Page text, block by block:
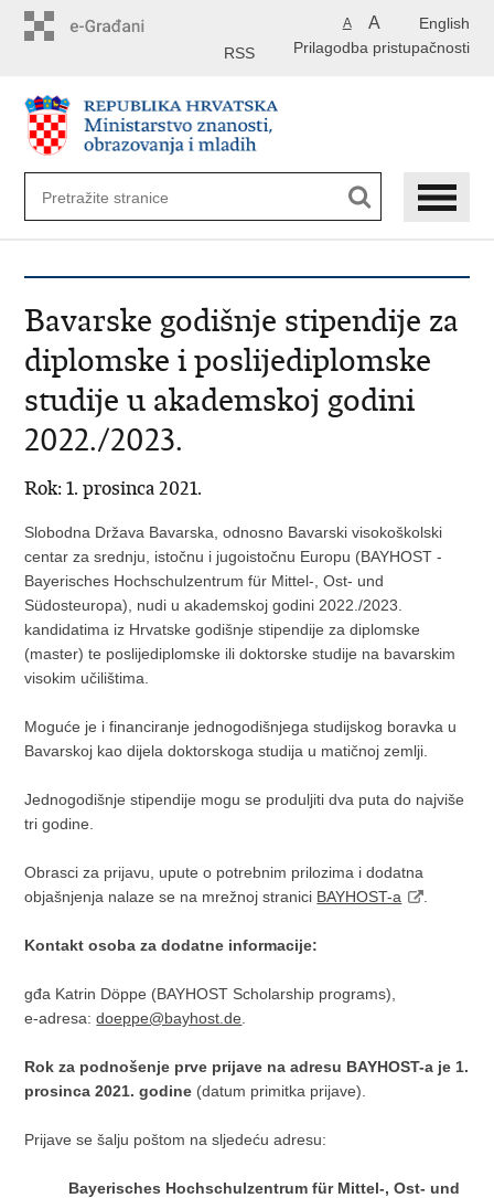
English
A A
Prilagodba pristupačnosti
RSS
Bavarske godišnje stipendije za
diplomske i poslijediplomske
studije u akademskoj godini
2022./2023.
Rok: 1. prosinca 2021.
Slobodna Država Bavarska, odnosno Bavarski visokoškolski
centar za srednju, istočnu i jugoistočnu Europu (BAYHOST -
Bayerisches Hochschulzentrum für Mittel-, Ost- und
Südosteuropa), nudi u akademskoj godini 2022./2023.
kandidatima iz Hrvatske godišnje stipendije za diplomske
(master) te poslijediplomske ili doktorske studije na bavarskim
visokim učilištima.
Moguće je i financiranje jednogodišnjega studijskog boravka u
Bavarskoj kao dijela doktorskoga studija u matičnoj zemlji.
Jednogodišnje stipendije mogu se produljiti dva puta do najviše
tri godine.
Obrasci za prijavu, upute o potrebnim prilozima i dodatna
objašnjenja nalaze se na mrežnoj stranici BAYHOST-a
Kontakt osoba za dodatne informacije:
gđa Katrin Döppe (BAYHOST Scholarship programs),
e-adresa:doeppe@bayhost.de
Rok za podnošenje prve prijave na adresu BAYHOST-a je 1.
prosinca 2021. godine (datum primitka prijave).
Prijave se šalju poštom na sljedeću adresu:
Bayerisches Hochschulzentrum für Mittel-, Ost- und